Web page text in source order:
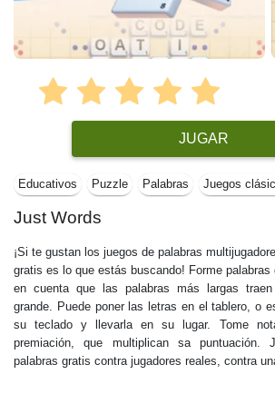
JUGAR
Educativos Puzzle Palabras Juegos
Just Words
¡Si te gustan los juegos de palabras
gratis es lo que estás buscando! Forme
en cuenta que las palabras más largas
grande. Puede poner las letras en el tablero, o
su teclado y llevarla en su lugar. Tome
premiación, que multiplican sa puntuación.
palabras gratis contra jugadores reales, contra